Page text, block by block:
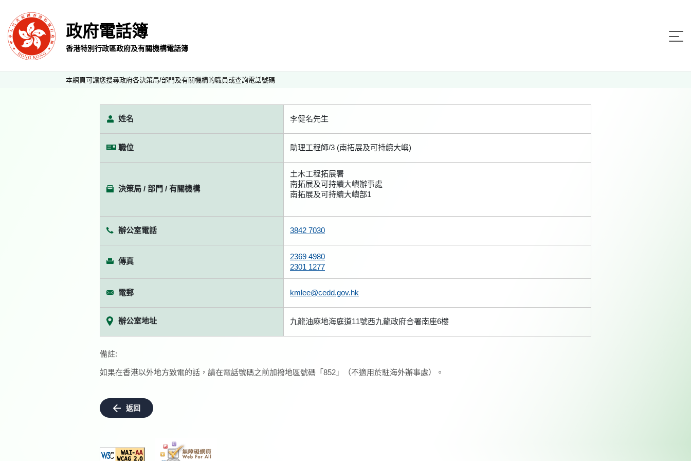
政府電話簿
香港特別行政區政府及有關機構電話簿
本網頁可讓您搜尋政府各決策局/部門及有關機構的職員或查詢電話號碼
姓名 李健名先生
職位 助理工程師/3 (南拓展及可持續大嶼)
決策局 / 部門 / 有關機構
土木工程拓展署
南拓展及可持續大嶼辦事處
南拓展及可持續大嶼部1
辦公室電話 3842 7030
傳真
2369 4980
2301 1277
電郵 kmlee@cedd.gov.hk
辦公室地址 九龍油麻地海庭道11號西九龍政府合署南座6樓
備註:
如果在香港以外地方致電的話，請在電話號碼之前加撥地區號碼「852」（不適用於駐海外辦事處）。
返回